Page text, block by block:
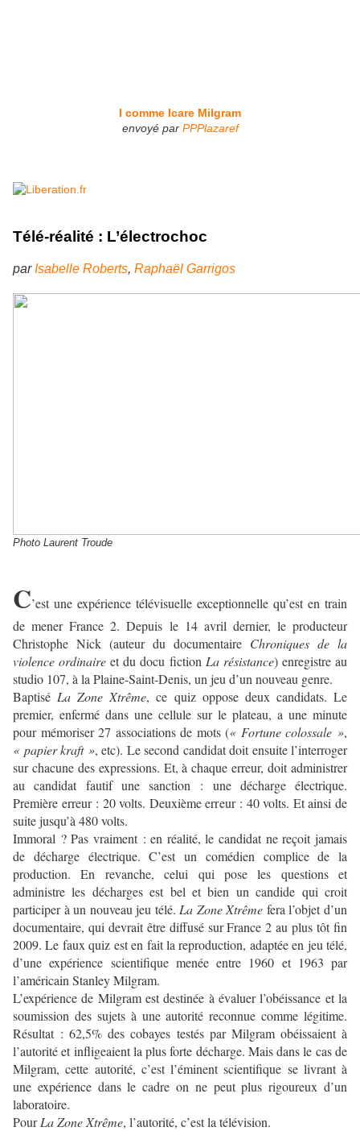
I comme Icare Milgram
envoyé par PPPlazaref
Télé-réalité : L’électrochoc
parIsabelle Roberts, Raphaël Garrigos
Photo Laurent Troude
C’est une expérience télévisuelle exceptionnelle qu’est en train
de mener France 2. Depuis le 14 avril dernier, le producteur
Christophe Nick (auteur du documentaire Chroniques de la
violence ordinaire et du docu fiction La résistance) enregistre au
studio 107, à la Plaine-Saint-Denis, un jeu d’un nouveau genre.
Baptisé La Zone Xtrême, ce quiz oppose deux candidats. Le
premier, enfermé dans une cellule sur le plateau, a une minute
pour mémoriser 27 associations de mots (« Fortune colossale »,
« papier kraft », etc). Le second candidat doit ensuite l’interroger
sur chacune des expressions. Et, à chaque erreur, doit administrer
au candidat fautif une sanction : une décharge électrique.
Première erreur : 20 volts. Deuxième erreur : 40 volts. Et ainsi de
suite jusqu’à 480 volts.
Immoral ? Pas vraiment : en réalité, le candidat ne reçoit jamais
de décharge électrique. C’est un comédien complice de la
production. En revanche, celui qui pose les questions et
administre les décharges est bel et bien un candide qui croit
participer à un nouveau jeu télé. La Zone Xtrême fera l’objet d’un
documentaire, qui devrait être diffusé sur France 2 au plus tôt fin
2009. Le faux quiz est en fait la reproduction, adaptée en jeu télé,
d’une expérience scientifique menée entre 1960 et 1963 par
l’américain Stanley Milgram.
L’expérience de Milgram est destinée à évaluer l’obéissance et la
soumission des sujets à une autorité reconnue comme légitime.
Résultat : 62,5% des cobayes testés par Milgram obéissaient à
l’autorité et infligeaient la plus forte décharge. Mais dans le cas de
Milgram, cette autorité, c’est l’éminent scientifique se livrant à
une expérience dans le cadre on ne peut plus rigoureux d’un
laboratoire.
PourLa Zone Xtrême, l’autorité, c’est la télévision.